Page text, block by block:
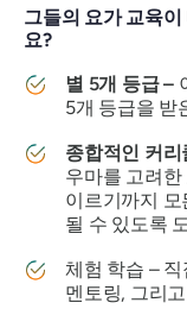
그들의 요가 교육
요?
별 5개 등급 –
5개 등급을 받
종합적인 커리
우마를 고려한
이르기까지
될 수 있도록
체험 학습 –
멘토링, 그리